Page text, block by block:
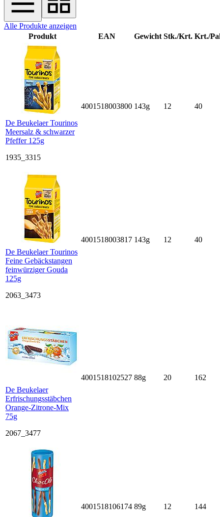
Alle Produkte anzeigen
Produkt
EAN Gewicht Stk./Krt. Krt./
De Beukelaer Tourinos
Meersalz & schwarzer
Pfeffer 125g
1935_3315
4001518003800 143g 12 40
De Beukelaer Tourinos
Feine Gebäckstangen
feinwürziger Gouda
125g
2063_3473
4001518003817 143g 12 40
De Beukelaer
Erfrischungsstäbchen
Orange-Zitrone-Mix
75g
2067_3477
4001518102527 88g 20 162
4001518106174 89g 12 144